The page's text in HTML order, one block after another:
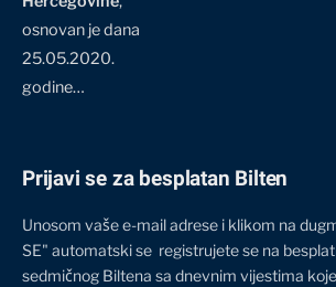
osnovan je dana
25.05.2020.
godine…
Prijavi se za besplatan Bilten
Unosom vaše e-mail adrese i klikom na
SE" automatski se registrujete se na
sedmičnog Biltena sa dnevnim vijestima